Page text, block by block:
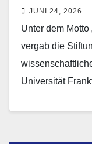
JUNI 24, 2026
Unter dem Motto
vergab die
Universität